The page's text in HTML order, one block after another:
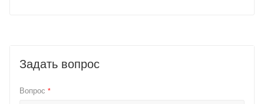
Задать вопрос
Вопрос *